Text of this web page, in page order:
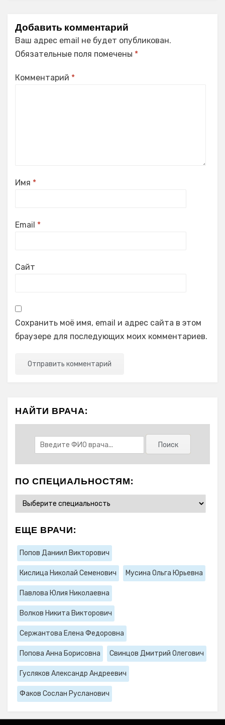
Добавить комментарий
Ваш адрес email не будет опубликован.
Обязательные поля помечены *
Комментарий *
Имя *
Email *
Сайт
Сохранить моё имя, email и адрес сайта в этом
браузере для последующих моих комментариев.
НАЙТИ ВРАЧА:
ПО СПЕЦИАЛЬНОСТЯМ:
ЕЩЕ ВРАЧИ:
Попов Даниил Викторович
Кислица Николай Семенович Мусина Ольга Юрьевна
Павлова Юлия Николаевна
Волков Никита Викторович
Сержантова Елена Федоровна
Попова Анна Борисовна Свинцов Дмитрий Олегович
Гусляков Александр Андреевич
Факов Сослан Русланович